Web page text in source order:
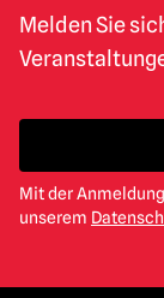
Melden Sie
Mit der
unserem